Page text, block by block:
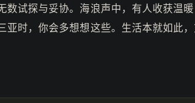
数试探与妥协。海浪声中，有人收获温
亚时，你会多想想这些。生活本就如此，